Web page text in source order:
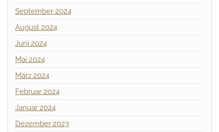
September 2024
August 2024
Juni 2024
Mai 2024
März 2024
Februar 2024
Januar 2024
Dezember 2023